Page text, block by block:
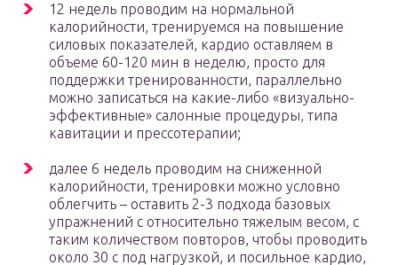
12 недель проводим на нормальной
калорийности, тренируемся на повышение
силовых показателей, кардио оставляем в
объеме 60-120 мин в неделю, просто для
поддержки тренированности, параллельно
можно записаться на какие-либо «визуально-
эффективные» салонные процедуры, типа
кавитации и прессотерапии;
далее 6 недель проводим на сниженной
калорийности, тренировки можно условно
облегчить – оставить 2-3 подхода базовых
упражнений с относительно тяжелым весом, с
таким количеством повторов, чтобы проводить
около 30 с под нагрузкой, и посильное кардио,